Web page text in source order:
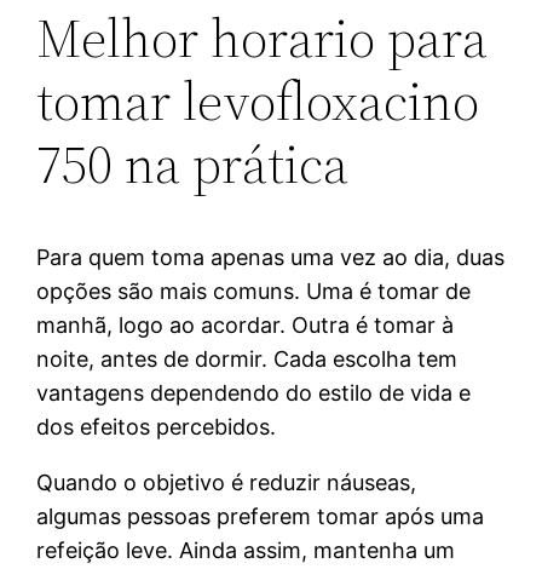
Melhor horario para
tomar levofloxacino
750 na prática
Para quem toma apenas uma vez ao dia, duas
opções são mais comuns. Uma é tomar de
manhã, logo ao acordar. Outra é tomar à
noite, antes de dormir. Cada escolha tem
vantagens dependendo do estilo de vida e
dos efeitos percebidos.
Quando o objetivo é reduzir náuseas,
algumas pessoas preferem tomar após uma
refeição leve. Ainda assim, mantenha um